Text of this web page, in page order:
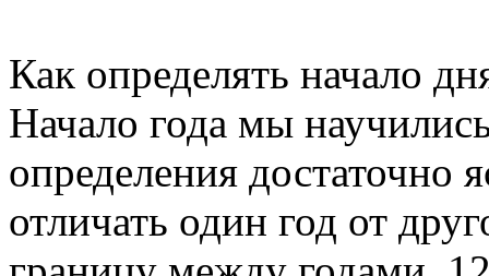
Как определять начало
Начало года мы
определения достаточно
отличать один год от